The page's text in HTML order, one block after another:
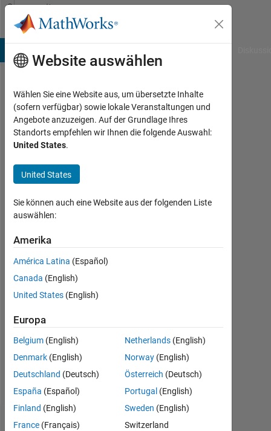
Weiter zum Inhalt
Community
Profile
Eduardo
Salazar
Last
mehr
als 3
Jahre
Aktiv
seit
2021
0
Following:
0
Follow
Dashboard
Website auswählen
Wählen Sie eine Website aus, um übersetzte Inhalte
(sofern verfügbar) sowie lokale Veranstaltungen und
Angebote anzuzeigen. Auf der Grundlage Ihres
Standorts empfehlen wir Ihnen die folgende Auswahl:
United States.
United States
Sie können auch eine Website aus der folgenden Liste
auswählen:
Amerika
América Latina (Español)
Canada (English)
United States (English)
Europa
Belgium (English)
Denmark (English)
Deutschland (Deutsch)
España (Español)
Finland (English)
France (Français)
Netherlands (English)
Norway (English)
Österreich (Deutsch)
Portugal (English)
Sweden (English)
Switzerland